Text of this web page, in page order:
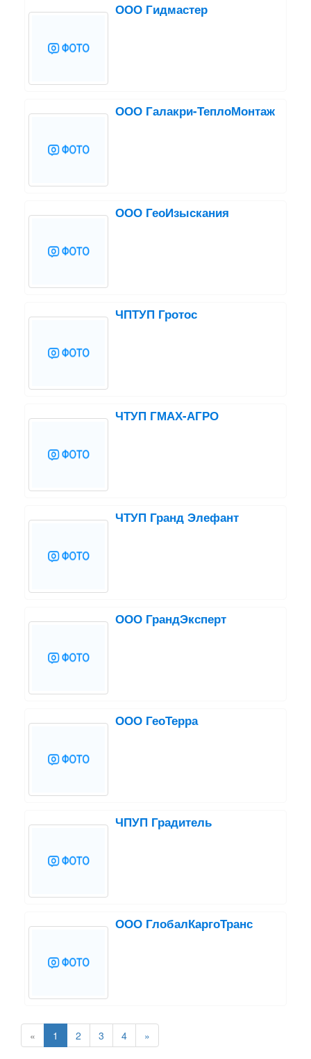
ООО Гидмастер
ООО Галакри-ТеплоМонтаж
ООО ГеоИзыскания
ЧПТУП Гротос
ЧТУП ГМАХ-АГРО
ЧТУП Гранд Элефант
ООО ГрандЭксперт
ООО ГеоТерра
ЧПУП Градитель
ООО ГлобалКаргоТранс
« 1 2 3 4 »